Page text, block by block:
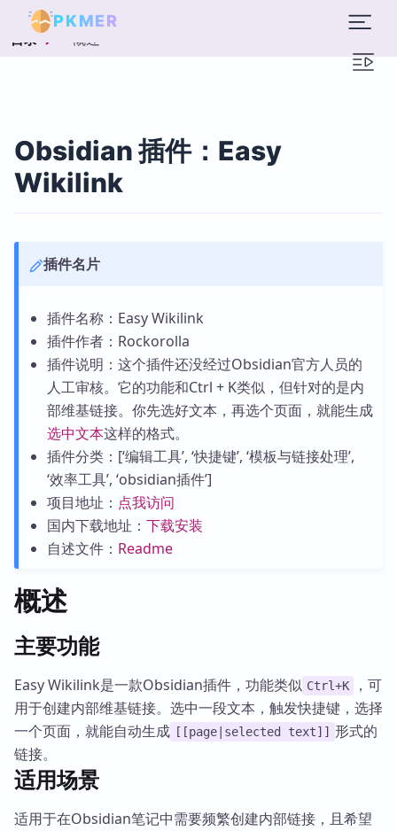
PKMER
目录 概述
Obsidian 插件：Easy
Wikilink
插件名片
插件名称：Easy Wikilink
插件作者：Rockorolla
插件说明：这个插件还没经过Obsidian官方人员的
人工审核。它的功能和Ctrl + K类似，但针对的是内
部维基链接。你先选好文本，再选个页面，就能生成
选中文本这样的格式。
插件分类：[‘编辑工具’, ‘快捷键’, ‘模板与链接处理’,
‘效率工具’, ‘obsidian插件’]
项目地址： 点我访问
国内下载地址： 下载安装
自述文件： Readme
概述
主要功能
Easy Wikilink是一款Obsidian插件，功能类似 Ctrl+K
，可
用于创建内部维基链接。选中一段文本，触发快捷键，选择
一个页面，就能自动生成 [[page|selected text]] 形式的
链接。
适用场景
适用于在Obsidian笔记中需要频繁创建内部链接，且希望